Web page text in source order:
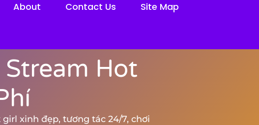
About Contact Us Site Map
Hot
xinh đẹp, tương tác 24/7, chơi